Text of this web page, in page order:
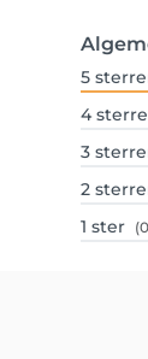
5
4
3
2
1 ster